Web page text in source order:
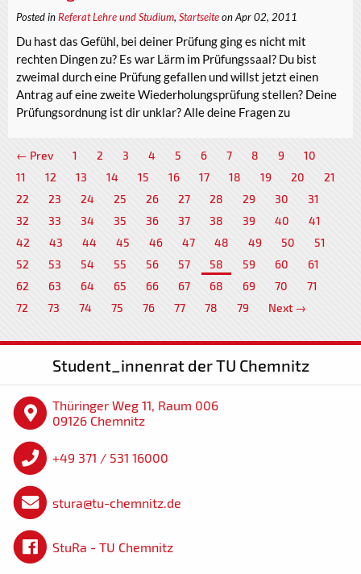
Posted in Referat Lehre und Studium, Startseiteon Apr 02, 2011
Du hast das Gefühl, bei deiner Prüfung ging es nicht mit
rechten Dingen zu? Es war Lärm im Prüfungssaal? Du bist
zweimal durch eine Prüfung gefallen und willst jetzt einen
Antrag auf eine zweite Wiederholungsprüfung stellen? Deine
Prüfungsordnung ist dir unklar? Alle deine Fragen zu
← Prev 1 2 3 4 5 6 7 8 9
10
11
12 13 14 15 16 17 18 19 20
21
22
23 24 25 26 27 28 29 30
31
32
33 34 35 36 37 38 39 40
41
42
43 44 45 46 47 48 49 50
51
52
53 54 55 56 57 58 59 60
61
62
63 64 65 66 67 68 69 70
71
72
73 74 75 76 77 78 79 Next →
Student_innenrat der TU Chemnitz
Thüringer Weg 11, Raum 006
09126 Chemnitz
+49 371 / 531 16000
stura@tu-chemnitz.de
StuRa - TU Chemnitz